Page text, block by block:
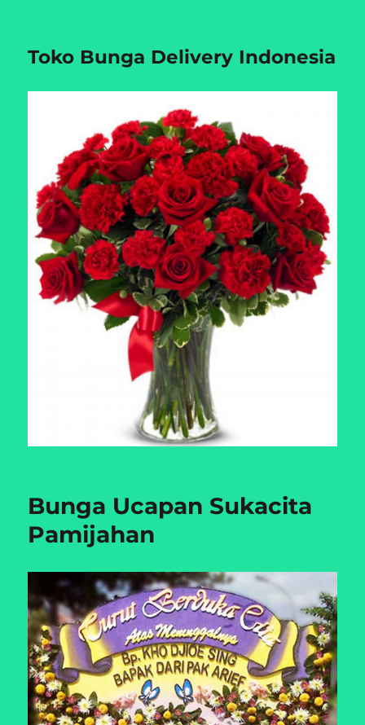
Toko Bunga Delivery Indonesia
Bunga Ucapan Sukacita
Pamijahan